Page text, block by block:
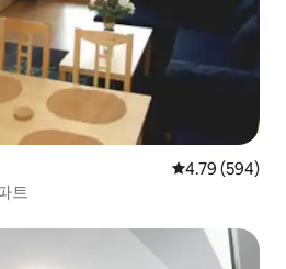
평점 4.79점(5
4.79 (594)
트